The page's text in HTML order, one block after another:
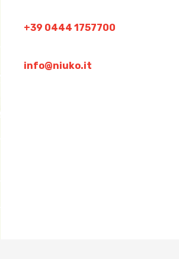
+39 0444 1757700
info@niuko.it